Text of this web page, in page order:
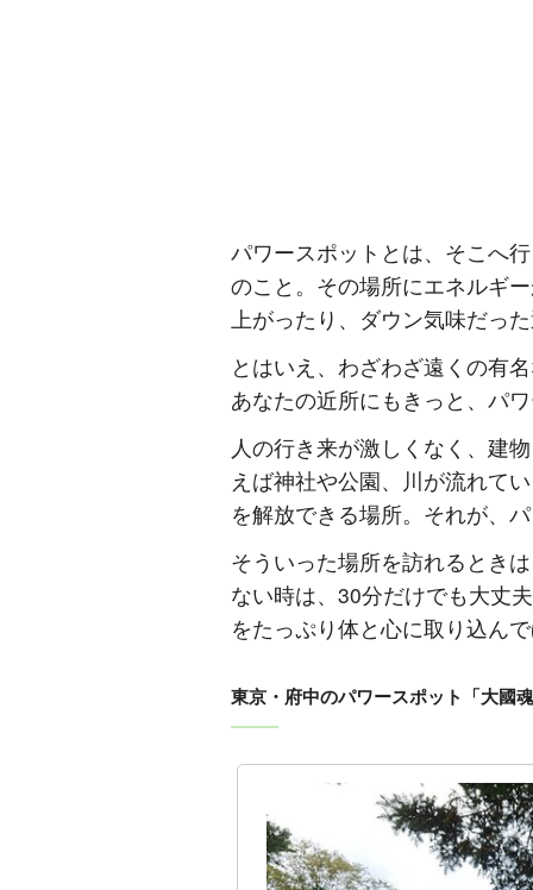
パワースポットとは、そこへ
のこと。その場所にエネルギ
上がったり、ダウン気味だっ
とはいえ、わざわざ遠くの有
あなたの近所にもきっと、パ
人の行き来が激しくなく、建
えば神社や公園、川が流れて
を解放できる場所。それが、
そういった場所を訪れるとき
ない時は、30分だけでも大丈
をたっぷり体と心に取り込ん
東京・府中のパワースポット「大國